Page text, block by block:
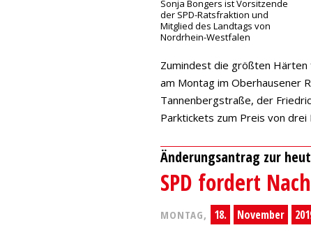
Sonja Bongers ist Vorsitzende
der SPD-Ratsfraktion und
Mitglied des Landtags von
Nordrhein-Westfalen
Zumindest die größten
am Montag im Oberhausener
Tannenbergstraße, der
Parktickets zum Preis von
Änderungsantrag zur
SPD fordert
MONTAG, 18. November